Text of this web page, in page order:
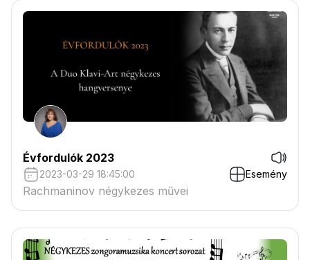
Évfordulók 2023
2023-03-29 18:45:00 Esemény
Rachmaninov négykezes művei